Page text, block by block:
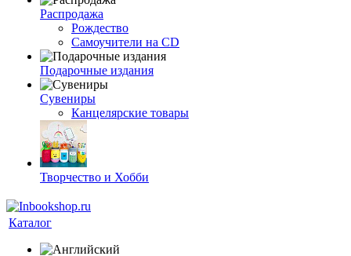
Распродажа
Рождество
Самоучители на CD
Подарочные издания
Сувениры
Канцелярские товары
Творчество и Хобби
Каталог